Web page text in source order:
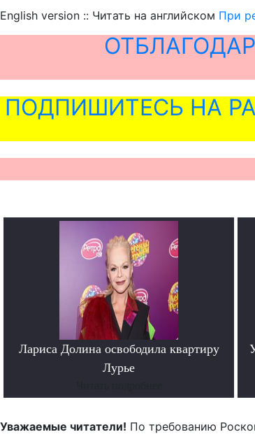
English version :: Читать на английском При
ПОДПИШИТЕСЬ НА
Лариса Долина освободила квартиру
Лурье
Уважаемые читатели! По требованию